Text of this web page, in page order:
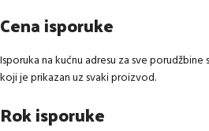
Cena isporuke
Isporuka na kućnu adresu za sve
koji je prikazan uz svaki proizvod.
Rok isporuke